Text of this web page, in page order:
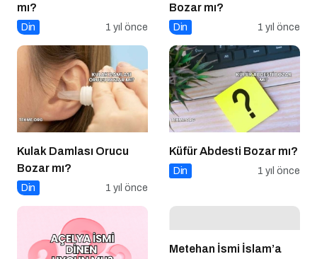
mı?
Din 1 yıl önce
Bozar mı?
Din 1 yıl önce
Kulak Damlası Orucu
Bozar mı?
Din 1 yıl önce
Küfür Abdesti Bozar mı?
Din 1 yıl önce
Metehan İsmi İslam’a